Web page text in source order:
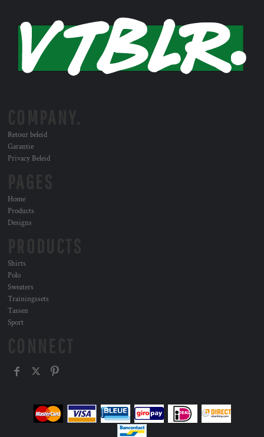
Retour beleid
Garantie
Privacy Beleid
Home
Products
Designs
Shirts
Polo
Sweaters
Trainingssets
Tassen
Sport